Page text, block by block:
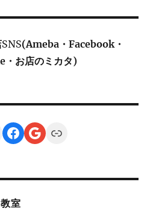
SNS(Ameba・Facebook・
・お店のミカタ)
Facebook
Google
Link
室